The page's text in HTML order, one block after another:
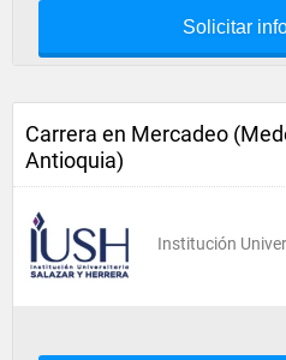
Solicitar
Carrera en Mercadeo
Antioquia)
Institución